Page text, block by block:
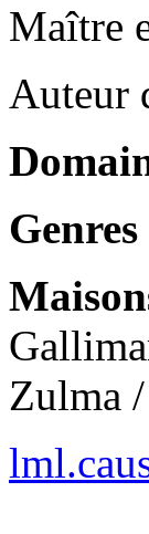
Maître
Auteur
Genres
Zulma